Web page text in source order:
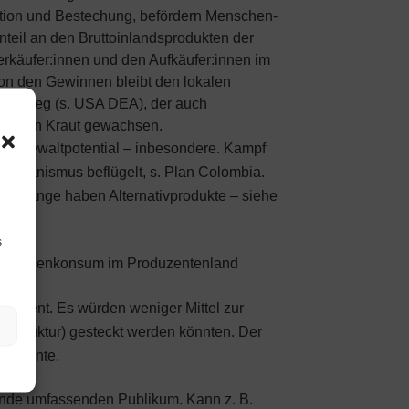
und Bestechung, befördern Menschen-
an den Bruttoinlandsprodukten der
und den Aufkäufer:innen im
den Gewinnen bleibt den lokalen
(s. USA DEA), der auch
kein Kraut gewachsen.
Gewaltpotential – inbesondere. Kampf
beflügelt, s. Plan Colombia.
solange haben Alternativprodukte – siehe
im Produzentenland
Es würden weniger Mittel zur
gesteckt werden könnten. Der
könnte.
umfassenden Publikum. Kann z. B.